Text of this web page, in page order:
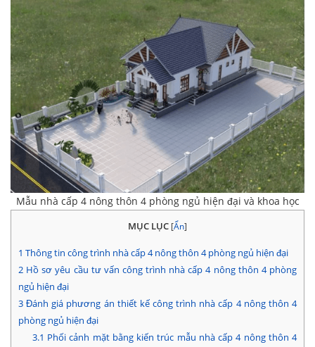
Mẫu nhà cấp 4 nông thôn 4 phòng ngủ hiện đại và khoa học
MỤC LỤC [Ẩn]
1 Thông tin công trình nhà cấp 4 nông thôn 4 phòng ngủ hiện đại
2 Hồ sơ yêu cầu tư vấn công trình nhà cấp 4 nông thôn 4 phòng
ngủ hiện đại
3 Đánh giá phương án thiết kế công trình nhà cấp 4 nông thôn 4
phòng ngủ hiện đại
3.1 Phối cảnh mặt bằng kiến trúc mẫu nhà cấp 4 nông thôn 4